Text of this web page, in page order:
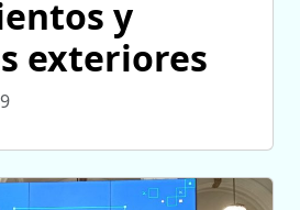
y
exteriores